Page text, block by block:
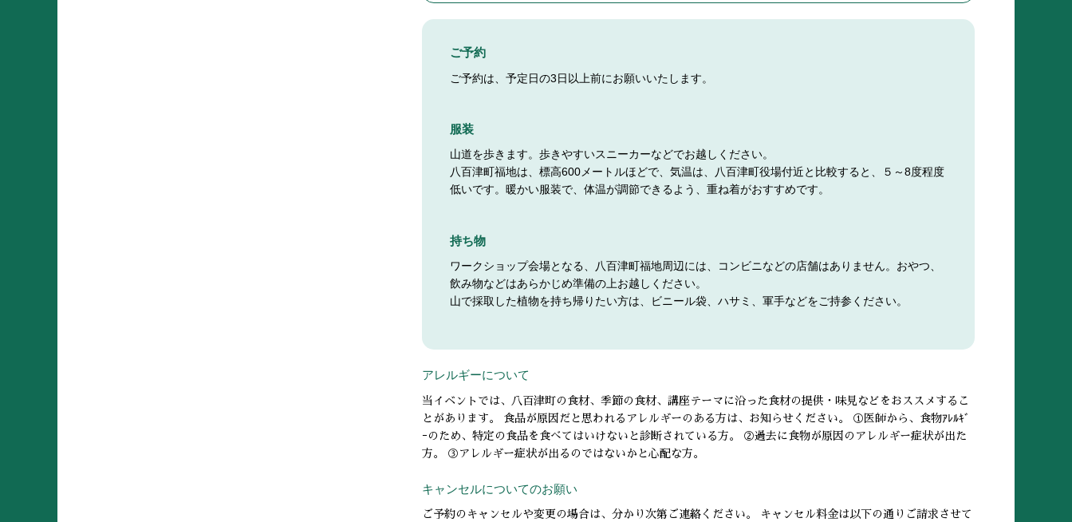
ご予約
ご予約は、予定日の3日以上前にお願いいたします。
服装
山道を歩きます。歩きやすいスニーカーなどでお越しください。
八百津町福地は、標高600メートルほどで、気温は、八百津町役場付近と比較すると、５～8度程度
低いです。暖かい服装で、体温が調節できるよう、重ね着がおすすめです。
持ち物
ワークショップ会場となる、八百津町福地周辺には、コンビニなどの店舗はありません。おやつ、
飲み物などはあらかじめ準備の上お越しください。
山で採取した植物を持ち帰りたい方は、ビニール袋、ハサミ、軍手などをご持参ください。
アレルギーについて
当イベントでは、八百津町の食材、季節の食材、講座テーマに沿った食材の提供・味見などをおススメするこ
とがあります。 食品が原因だと思われるアレルギーのある方は、お知らせください。 ①医師から、食物ｱﾚﾙｷﾞ
ｰのため、特定の食品を食べてはいけないと診断されている方。 ②過去に食物が原因のアレルギー症状が出た
方。 ③アレルギー症状が出るのではないかと心配な方。
キャンセルについてのお願い
ご予約のキャンセルや変更の場合は、分かり次第ご連絡ください。 キャンセル料金は以下の通りご請求させて